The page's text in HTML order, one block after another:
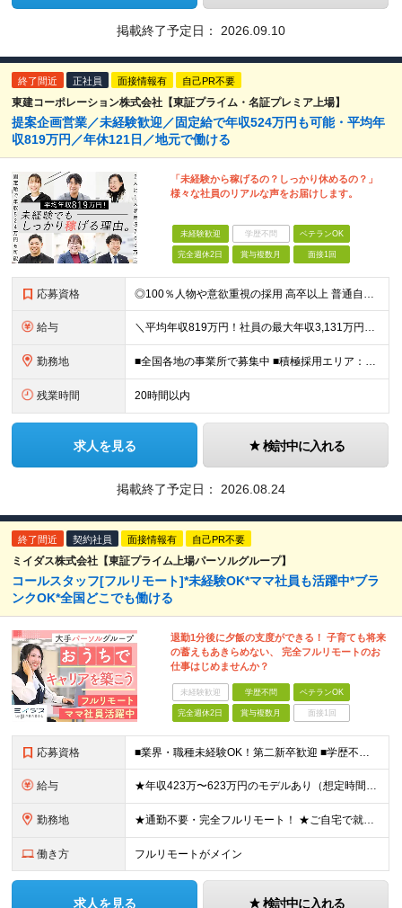
掲載終了予定日： 2026.09.10
終了間近 正社員 面接情報有 自己PR不要
東建コーポレーション株式会社【東証プライム・名証プレミア上場】
提案企画営業／未経験歓迎／固定給で年収524万円も可能・平均年
収819万円／年休121日／地元で働ける
「未経験から稼げるの？しっかり休めるの？」
様々な社員のリアルな声をお届けします。
未経験歓迎 学歴不問 ベテランOK
完全週休2日 賞与複数月 面接1回
応募資格 ◎100％人物や意欲重視の採用 高卒以上 普通自動車第一種運転免許取得者（AT限定可） ★職歴は全く問いません！ 前向きにコツコツと向き合える方であれば結果がついてくるお仕事です。 現職・無職、正社
給与 ＼平均年収819万円！社員の最大年収3,131万円／ 固定給だけで、年収524万円も可能！ インセンティブだけでなく固定給でもしっかり稼げる仕組みです！ 【入社初年度】 年収400万～550万円＋イ
勤務地 ■全国各地の事業所で募集中 ■積極採用エリア：東京・神奈川・埼玉・千葉・愛知 ※希望の勤務地で働ける！通勤可能な事業所を選定していきます ※地元に戻って働きたいUターン希望者も歓迎します！ ※社用車を
残業時間 20時間以内
求人を見る 検討中に入れる
掲載終了予定日： 2026.08.24
終了間近 契約社員 面接情報有 自己PR不要
ミイダス株式会社【東証プライム上場パーソルグループ】
コールスタッフ[フルリモート]*未経験OK*ママ社員も活躍中*ブラ
ンクOK*全国どこでも働ける
退勤1分後に夕飯の支度ができる！ 子育ても将来
の蓄えもあきらめない、 完全フルリモートのお
仕事はじめませんか？
未経験歓迎 学歴不問 ベテランOK
完全週休2日 賞与複数月 面接1回
応募資格 ■業界・職種未経験OK！第二新卒歓迎 ■学歴不問 ■営業や販売サービス業・カスタマーサポートなど、顧客折衝経験をお持ちの方 ＜契約更新あり＞ 初回2ヵ月、2回目3ヵ月、3回目以降6ヵ月 ※目標の達
給与 ★年収423万〜623万円のモデルあり（想定時間外手当10時間分含む） ★半年に一度ドカンと支給のボーナスあり（半年に1度最大150万円） 月給25万円〜＋各種手当＋インセンティブ ＊リモートワーク
勤務地 ★通勤不要・完全フルリモート！ ★ご自宅で就業いただきます ……………………………………… 東京都品川区北品川5-1-18 住友不動産大崎ツインビル東館 ┗JR山手線・埼京線・湘南新宿ライン・りんかい
働き方 フルリモートがメイン
求人を見る 検討中に入れる